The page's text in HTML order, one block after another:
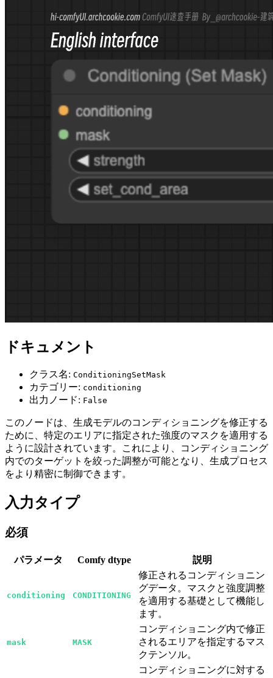
ドキュメント
クラス名: ConditioningSetMask
カテゴリー: conditioning
出力ノード: False
このノードは、生成モデルのコンディショニングを修正する
ために、特定のエリアに指定された強度のマスクを適用する
ように設計されています。これにより、コンディショニング
内でのターゲットを絞った調整が可能となり、生成プロセス
をより精密に制御できます。
入力タイプ
必須
パラメータ Comfy dtype 説明
conditioning CONDITIONING
修正されるコンディショニン
グデータ。マスクと強度調整
を適用する基礎として機能し
ます。
mask MASK
コンディショニング内で修正
されるエリアを指定するマス
クテンソル。
コンディショニングに対する